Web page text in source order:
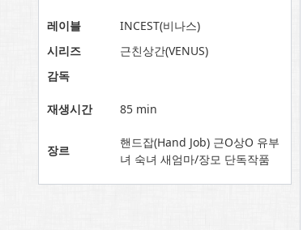
레이블
INCEST(비나스)
시리즈
근친상간(VENUS)
감독
재생시간 85 min
장르
핸드잡(Hand Job) 근O상O 유부
녀 숙녀 새엄마/장모 단독작품